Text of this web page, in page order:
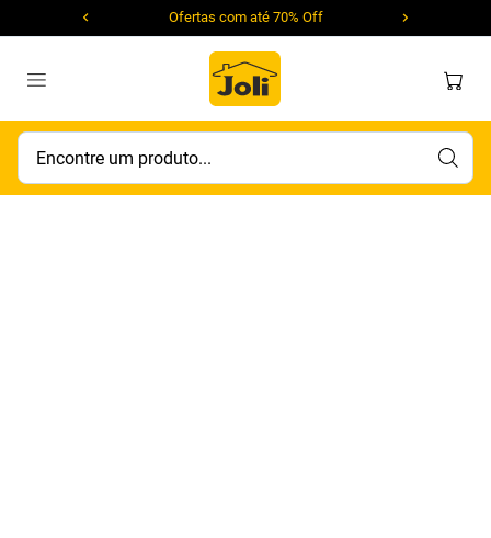
Ofertas com até 70% Off
Encontre um produto...